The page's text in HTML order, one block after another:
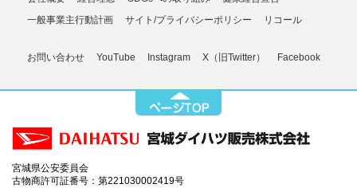
一般事業主行動計画
サイト/プライバシーポリシー リコール
お問い合わせ YouTube Instagram X（旧Twitter） Facebook
宮城県公安委員会
古物商許可証番号：第221030002419号